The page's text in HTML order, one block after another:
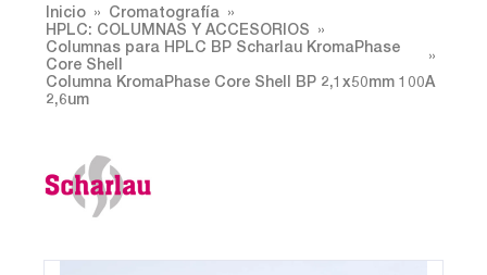
Inicio
Cromatografía
HPLC: COLUMNAS Y ACCESORIOS
Columnas para HPLC BP Scharlau KromaPhase
Core Shell
Columna KromaPhase Core Shell BP 2,1x50mm 100A
2,6um